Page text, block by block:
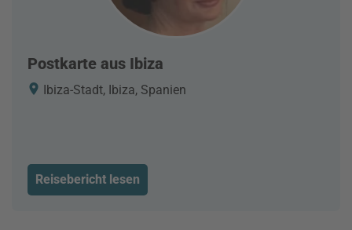
Postkarte aus Ibiza
Ibiza-Stadt, Ibiza, Spanien
Reisebericht lesen